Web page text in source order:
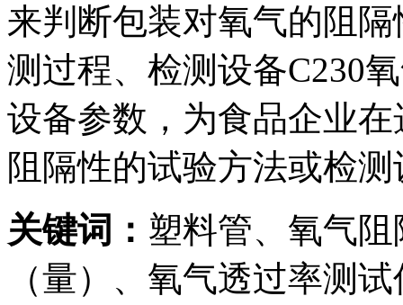
来判断包装对氧气的阻
测过程、检测设备C230
设备参数，为食品企业
阻隔性的试验方法或检
关键词： 塑料管、氧气
（量）、氧气透过率测